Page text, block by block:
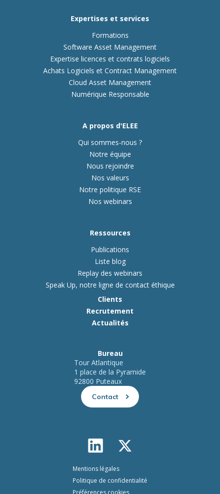
Expertises et services
Formations
Software Asset Management
Expertise licences et contrats logiciels
Achats Logiciels et Contract Management
Cloud Asset Management
Numérique Responsable
A propos d'ELEE
Qui sommes-nous ?
Notre équipe
Nous rejoindre
Nos valeurs
Notre politique RSE
Nos webinars
Ressources
Publications
Liste blog
Replay des webinars
Speak Up, notre ligne de contact éthique
Clients
Recrutement
Actualités
Bureau
Tour Atlantique
1 place de la Pyramide
92800 Puteaux
Contact
Mentions légales
Politique de confidentialité
Préférences cookies